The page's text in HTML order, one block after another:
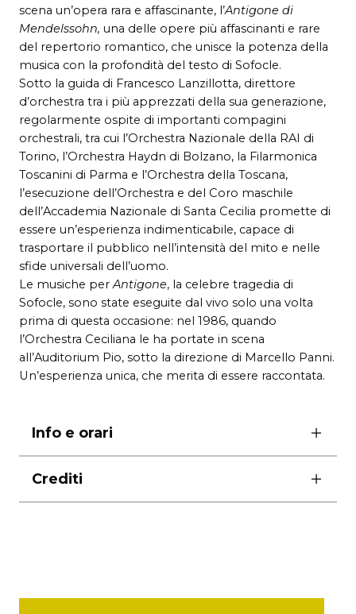
scena un’opera rara e affascinante, l’Antigone di
Mendelssohn, una delle opere più affascinanti e rare
del repertorio romantico, che unisce la potenza della
musica con la profondità del testo di Sofocle.
Sotto la guida di Francesco Lanzillotta, direttore
d’orchestra tra i più apprezzati della sua generazione,
regolarmente ospite di importanti compagini
orchestrali, tra cui l’Orchestra Nazionale della RAI di
Torino, l’Orchestra Haydn di Bolzano, la Filarmonica
Toscanini di Parma e l’Orchestra della Toscana,
l’esecuzione dell’Orchestra e del Coro maschile
dell’Accademia Nazionale di Santa Cecilia promette di
essere un’esperienza indimenticabile, capace di
trasportare il pubblico nell’intensità del mito e nelle
sfide universali dell’uomo.
Le musiche perAntigone, la celebre tragedia di
Sofocle, sono state eseguite dal vivo solo una volta
prima di questa occasione: nel 1986, quando
l’Orchestra Ceciliana le ha portate in scena
all’Auditorium Pio, sotto la direzione di Marcello Panni.
Un’esperienza unica, che merita di essere raccontata.
Info e orari
biglietti
platea vip 30,00€
posto 20,00€
Crediti